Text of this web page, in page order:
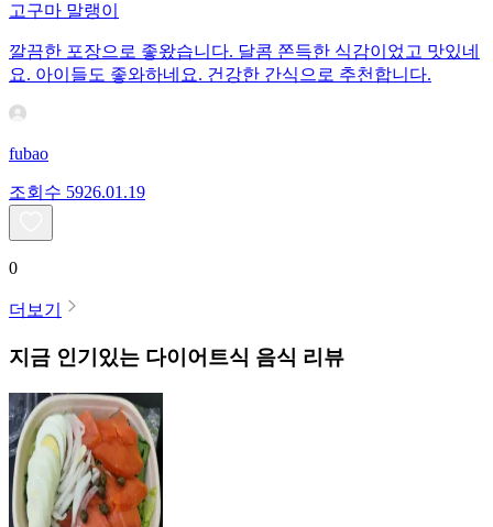
고구마 말랭이
깔끔한 포장으로 좋왔습니다. 달콤 쫀득한 식감이었고 맛있네
요. 아이들도 좋와하네요. 건강한 간식으로 추천합니다.
fubao
조회수 5926.01.19
0
더보기
지금 인기있는 다이어트식 음식 리뷰